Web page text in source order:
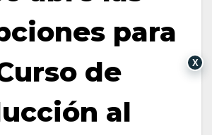
para
de
al
X